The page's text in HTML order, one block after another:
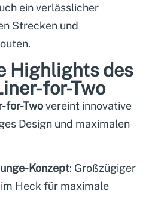
ein verlässlicher
Strecken und
Highlights des
for-Two
for-Twovereint innovative
Design und maximalen
Konzept: Großzügiger
Heck für maximale